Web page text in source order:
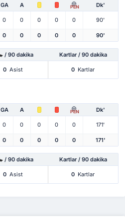
GA A PEN Dk'
0 0 0 0 0 90'
0 0 0 0 0 90'
/ 90 dakika Kartlar / 90 dakika
0 Asist 0 Kartlar
GA A PEN Dk'
0 0 0 0 0 171'
0 0 0 0 0 171'
/ 90 dakika Kartlar / 90 dakika
0 Asist 0 Kartlar